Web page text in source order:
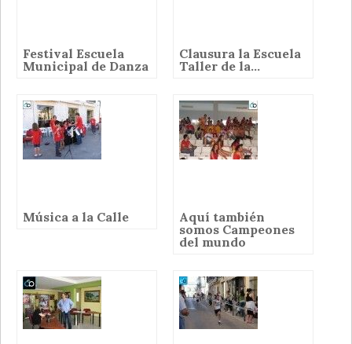
Festival Escuela
Municipal de Danza
Clausura la Escuela
Taller de la...
Música a la Calle
Aquí también
somos Campeones
del mundo